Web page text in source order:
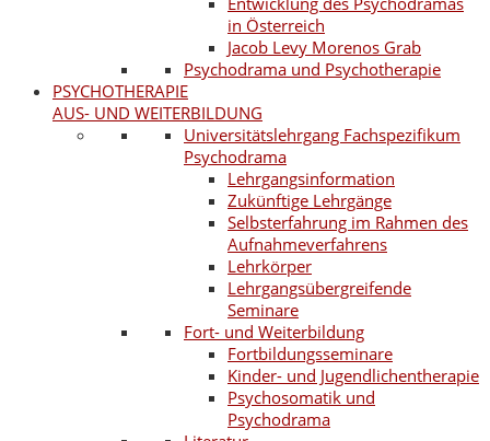
in Österreich
Jacob Levy Morenos Grab
Psychodrama und Psychotherapie
PSYCHOTHERAPIE
AUS- UND WEITERBILDUNG
Universitätslehrgang Fachspezifikum
Psychodrama
Lehrgangsinformation
Zukünftige Lehrgänge
Selbsterfahrung im Rahmen des
Aufnahmeverfahrens
Lehrkörper
Lehrgangsübergreifende
Seminare
Fort- und Weiterbildung
Fortbildungsseminare
Kinder- und Jugendlichentherapie
Psychosomatik und
Psychodrama